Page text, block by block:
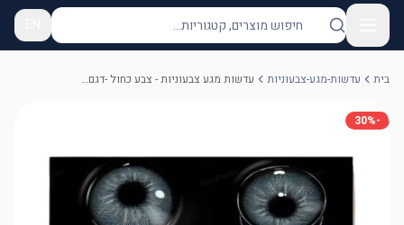
בית עדשות-מגע-צבעוניות עדשות מגע צבעוניות - צבע כחול -דגם NANALAM מק"ט 332
-
30%